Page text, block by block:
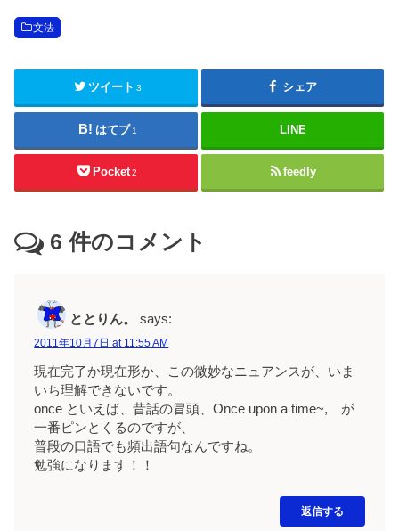
文法
ツイート 3 シェア
はてブ 1 LINE
Pocket2 feedly
6 件のコメント
ととりん。 says:
2011年10月7日 at 11:55 AM
現在完了か現在形か、この微妙なニュアンスが、いま
いち理解できないです。
once といえば、昔話の冒頭、Once upon a time~, が
一番ピンとくるのですが、
普段の口語でも頻出語句なんですね。
勉強になります！！
返信する